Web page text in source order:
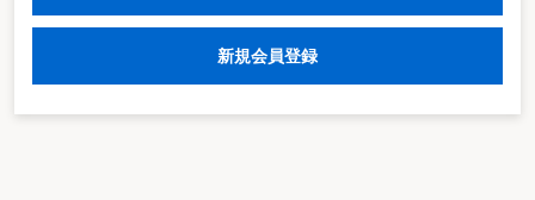
（動画公開日：2024年2月7日）
新規会員登録